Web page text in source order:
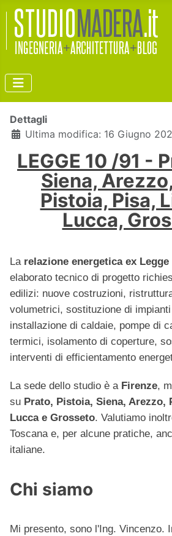
Dettagli
Ultima modifica: 16 Giugno
LEGGE 10 /91 -
Siena,
Pistoia, Pisa,
Lucca,
La relazione energetica ex Legge
elaborato tecnico di progetto
edilizi: nuove costruzioni,
volumetrici, sostituzione di
installazione di caldaie, pompe di
termici, isolamento di coperture,
interventi di efficientamento
La sede dello studio è a Firenze,
su Prato, Pistoia, Siena, Arezzo,
Lucca e Grosseto. Valutiamo
Toscana e, per alcune pratiche,
italiane.
Chi siamo
Mi presento, sono l'Ing. Vincenzo.